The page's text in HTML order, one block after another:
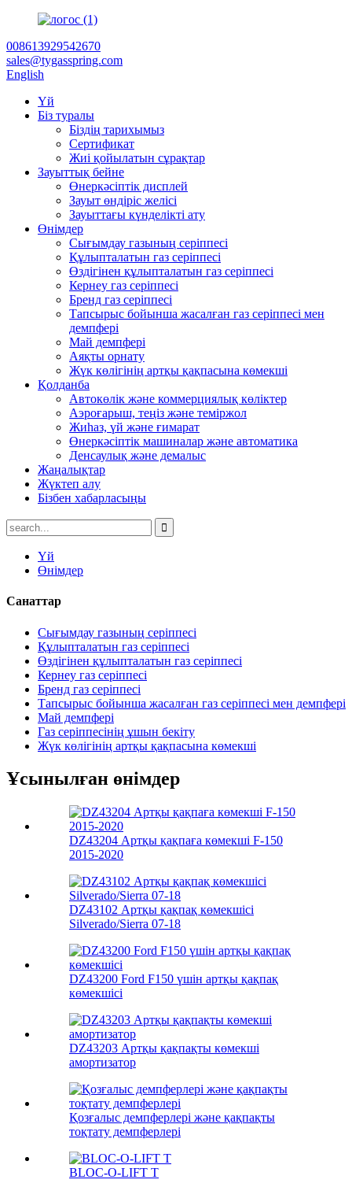
008613929542670
sales@tygasspring.com
English
Үй
Біз туралы
Біздің тарихымыз
Сертификат
Жиі қойылатын сұрақтар
Зауыттық бейне
Өнеркәсіптік дисплей
Зауыт өндіріс желісі
Зауыттағы күнделікті ату
Өнімдер
Сығымдау газының серіппесі
Құлыпталатын газ серіппесі
Өздігінен құлыпталатын газ серіппесі
Кернеу газ серіппесі
Бренд газ серіппесі
Тапсырыс бойынша жасалған газ серіппесі мен
демпфері
Май демпфері
Аяқты орнату
Жүк көлігінің артқы қақпасына көмекші
Қолданба
Автокөлік және коммерциялық көліктер
Аэроғарыш, теңіз және теміржол
Жиһаз, үй және ғимарат
Өнеркәсіптік машиналар және автоматика
Денсаулық және демалыс
Жаңалықтар
Жүктеп алу
Бізбен хабарласыңы
Үй
Өнімдер
Санаттар
Сығымдау газының серіппесі
Құлыпталатын газ серіппесі
Өздігінен құлыпталатын газ серіппесі
Кернеу газ серіппесі
Бренд газ серіппесі
Тапсырыс бойынша жасалған газ серіппесі мен демпфері
Май демпфері
Газ серіппесінің ұшын бекіту
Жүк көлігінің артқы қақпасына көмекші
Ұсынылған өнімдер
DZ43204 Артқы қақпаға көмекші F-150
2015-2020
DZ43102 Артқы қақпақ көмекшісі
Silverado/Sierra 07-18
DZ43200 Ford F150 үшін артқы қақпақ
көмекшісі
DZ43203 Артқы қақпақты көмекші
амортизатор
Қозғалыс демпферлері және қақпақты
тоқтату демпферлері
BLOC-O-LIFT T